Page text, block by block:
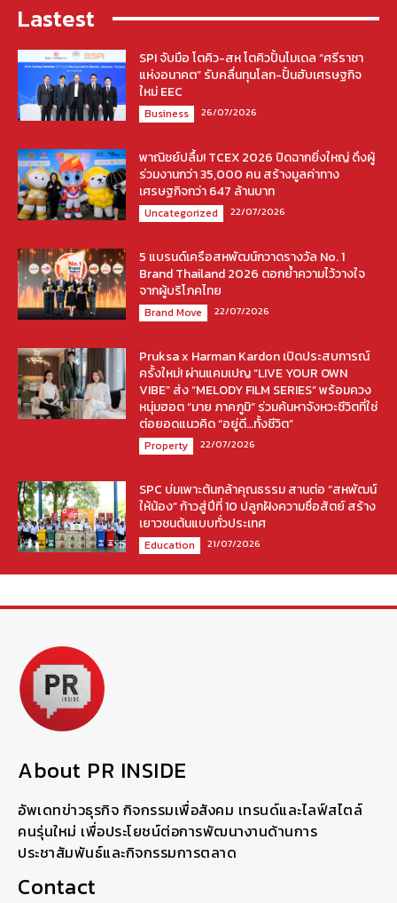
Lastest
SPI จับมือ โตคิว-สห โตคิวปั้นโมเดล “ศรีราชา
แห่งอนาคต” รับคลื่นทุนโลก-ปั้นฮับเศรษฐกิจ
ใหม่ EEC
Business 26/07/2026
พาณิชย์ปลื้ม! TCEX 2026 ปิดฉากยิ่งใหญ่ ดึงผู้
ร่วมงานกว่า 35,000 คน สร้างมูลค่าทาง
เศรษฐกิจกว่า 647 ล้านบาท
Uncategorized 22/07/2026
5 แบรนด์เครือสหพัฒน์กวาดรางวัล No. 1
Brand Thailand 2026 ตอกย้ำความไว้วางใจ
จากผู้บริโภคไทย
Brand Move 22/07/2026
Pruksa x Harman Kardon เปิดประสบการณ์
ครั้งใหม่! ผ่านแคมเปญ “LIVE YOUR OWN
VIBE” ส่ง “MELODY FILM SERIES” พร้อมควง
หนุ่มฮอต “มาย ภาคภูมิ” ร่วมค้นหาจังหวะชีวิตที่ใช่
ต่อยอดแนวคิด “อยู่ดี…ทั้งชีวิต”
Property 22/07/2026
SPC บ่มเพาะต้นกล้าคุณธรรม สานต่อ “สหพัฒน์
ให้น้อง” ก้าวสู่ปีที่ 10 ปลูกฝังความซื่อสัตย์ สร้าง
เยาวชนต้นแบบทั่วประเทศ
Education 21/07/2026
About PR INSIDE
อัพเดทข่าวธุรกิจ กิจกรรมเพื่อสังคม เทรนด์และไลฟ์สไตล์
คนรุ่นใหม่ เพื่อประโยชน์ต่อการพัฒนางานด้านการ
ประชาสัมพันธ์และกิจกรรมการตลาด
Contact